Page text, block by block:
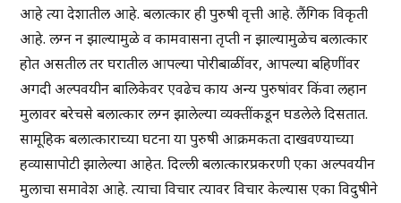
आहे त्या देशातील आहे. बलात्कार ही पुरुषी वृत्ती आहे. लैंगिक विकृती
आहे. लग्न न झाल्यामुळे व कामवासना तृप्ती न झाल्यामुळेच बलात्कार
होत असतील तर घरातील आपल्या पोरीबाळींवर, आपल्या बहिणींवर
अगदी अल्पवयीन बालिकेवर एवढेच काय अन्य पुरुषांवर किंवा लहान
मुलावर बरेचसे बलात्कार लग्न झालेल्या व्यक्तींकडून घडलेले दिसतात.
सामूहिक बलात्काराच्या घटना या पुरुषी आक्रमकता दाखवण्याच्या
हव्यासापोटी झालेल्या आहेत. दिल्ली बलात्कारप्रकरणी एका अल्पवयीन
मुलाचा समावेश आहे. त्याचा विचार त्यावर विचार केल्यास एका विदुषीने